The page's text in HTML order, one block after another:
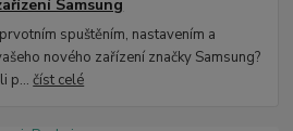
Samsung
spuštěním, nastavením a
nového zařízení značky Samsung?
p...číst celé